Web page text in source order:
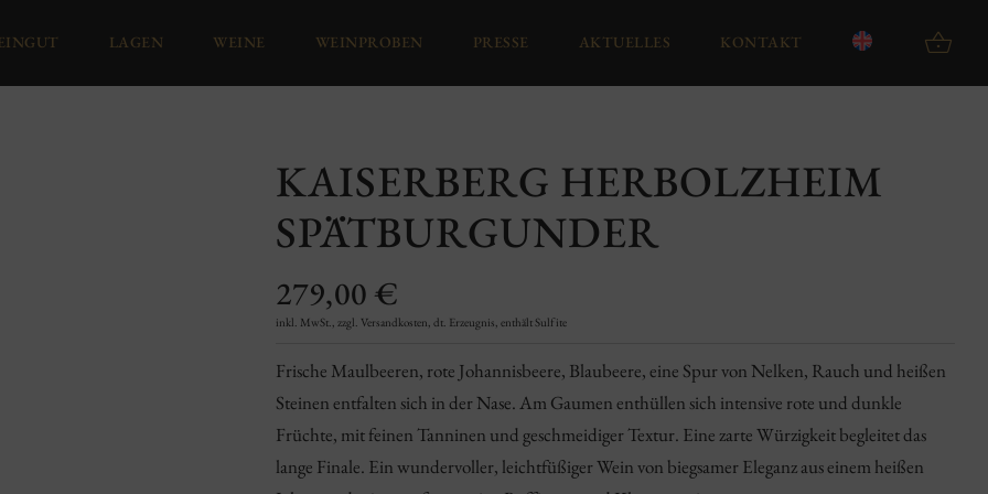
LAGEN WEINE WEINPROBEN PRESSE AKTUELLES KONTAKT
KAISERBERG HERBOLZHEIM
SPÄTBURGUNDER
279,00 €
inkl. MwSt., zzgl. Versandkosten, dt. Erzeugnis, enthält Sulfite
Frische Maulbeeren, rote Johannisbeere, Blaubeere, eine Spur von Nelken, Rauch und heißen
Steinen entfalten sich in der Nase. Am Gaumen enthüllen sich intensive rote und dunkle
Früchte, mit feinen Tanninen und geschmeidiger Textur. Eine zarte Würzigkeit begleitet das
lange Finale. Ein wundervoller, leichtfüßiger Wein von biegsamer Eleganz aus einem heißen